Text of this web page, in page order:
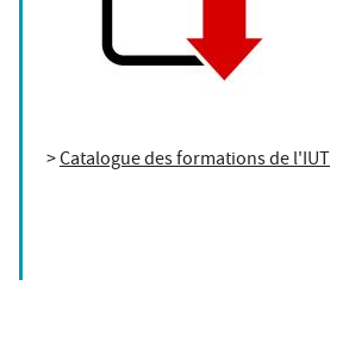
>Catalogue des formations de l'IUT